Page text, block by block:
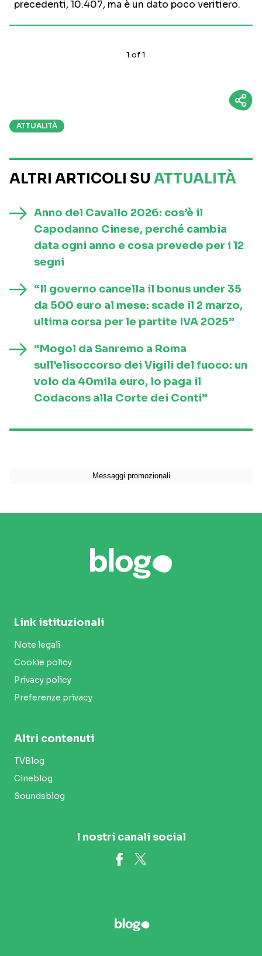
precedenti, 10.407, ma è un dato poco veritiero.
1 of1
ATTUALITÀ
ALTRI ARTICOLI SU ATTUALITÀ
Anno del Cavallo 2026: cos’è il
Capodanno Cinese, perché cambia
data ogni anno e cosa prevede per i 12
segni
“Il governo cancella il bonus under 35
da 500 euro al mese: scade il 2 marzo,
ultima corsa per le partite IVA 2025”
“Mogol da Sanremo a Roma
sull’elisoccorso dei Vigili del fuoco: un
volo da 40mila euro, lo paga il
Codacons alla Corte dei Conti”
Link istituzionali
Note legali
Cookie policy
Privacy policy
Preferenze privacy
Altri contenuti
TVBlog
Cineblog
Soundsblog
I nostri canali social